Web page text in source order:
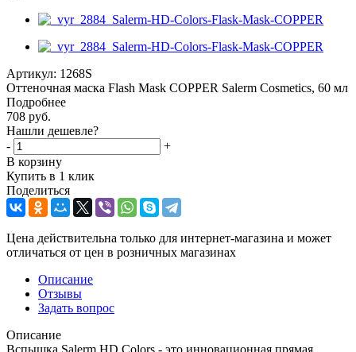
Артикул: 1268S
Оттеночная маска Flash Mask COPPER Salerm Cosmetics, 60 мл
Подробнее
708 руб.
Нашли дешевле?
-
+
В корзину
Купить в 1 клик
Поделиться
Цена действительна только для интернет-магазина и может
отличаться от цен в розничных магазинах
Описание
Отзывы
Задать вопрос
Описание
Вспышка Salerm HD Colors - это инновационная прямая